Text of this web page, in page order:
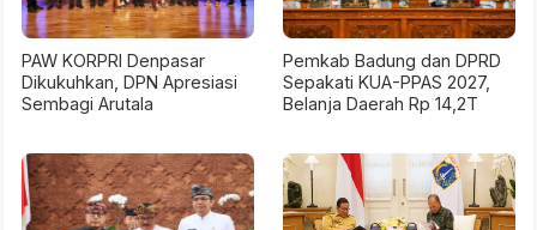
PAW KORPRI Denpasar
Dikukuhkan, DPN Apresiasi
Sembagi Arutala
Pemkab Badung dan DPRD
Sepakati KUA-PPAS 2027,
Belanja Daerah Rp 14,2T